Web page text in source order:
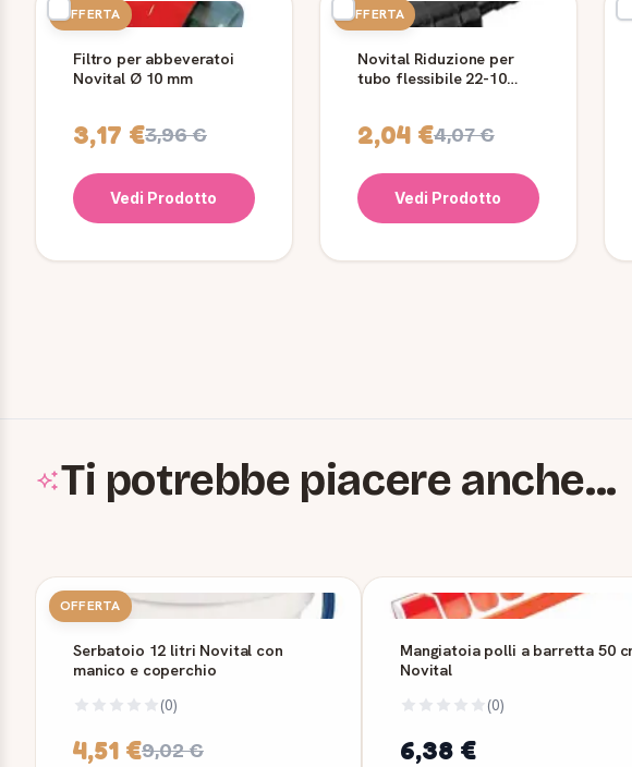
OFFERTA
Filtro per abbeveratoi
Novital Ø 10 mm
3,17 €3,96 €
Vedi Prodotto
OFFERTA
Novital Riduzione per
tubo flessibile 22-10
2,04 €4,07 €
Vedi Prodotto
Ti potrebbe piacere anche...
OFFERTA
Serbatoio 12 litri Novital con
manico e coperchio
(0)
4,51 €9,02 €
Mangiatoia polli a barretta 50
Novital
(0)
6,38 €